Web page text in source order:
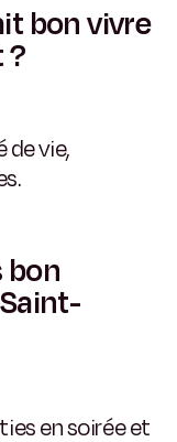
bon vivre
?
de vie,
en soirée et